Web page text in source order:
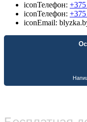
iconТелефон:
iconТелефон:
iconEmail: